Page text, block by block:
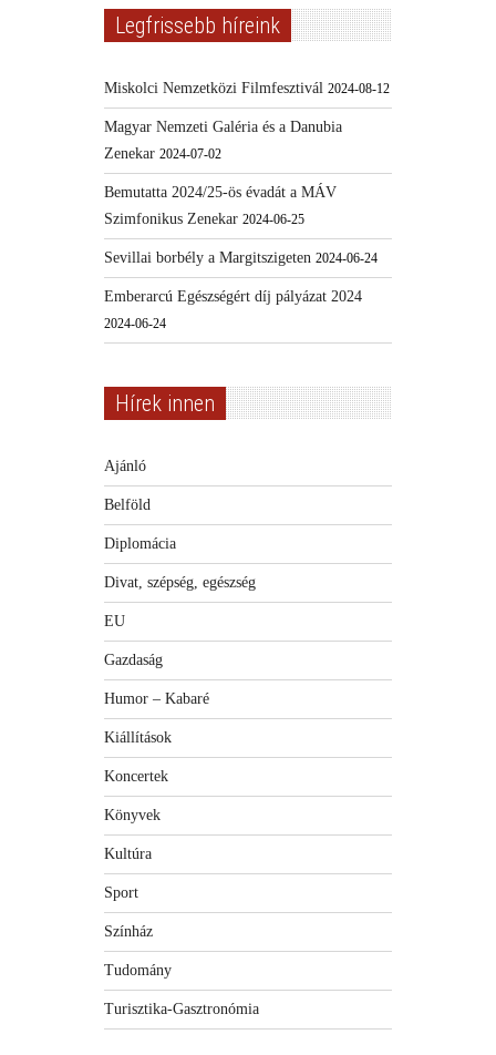
Legfrissebb híreink
Miskolci Nemzetközi Filmfesztivál 2024-08-12
Magyar Nemzeti Galéria és a Danubia
Zenekar 2024-07-02
Bemutatta 2024/25-ös évadát a MÁV
Szimfonikus Zenekar 2024-06-25
Sevillai borbély a Margitszigeten 2024-06-24
Emberarcú Egészségért díj pályázat 2024
2024-06-24
Hírek innen
Ajánló
Belföld
Diplomácia
Divat, szépség, egészség
EU
Gazdaság
Humor – Kabaré
Kiállítások
Koncertek
Könyvek
Kultúra
Sport
Színház
Tudomány
Turisztika-Gasztronómia